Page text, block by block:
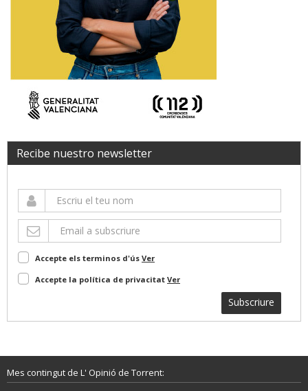
Recibe nuestro newsletter
Accepte els terminos d'ús Ver
Accepte la política de privacitat Ver
Subscriure
Mes contingut de L' Opinió de Torrent: